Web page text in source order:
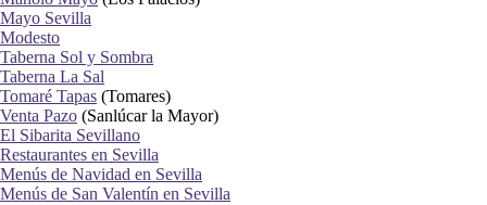
Mayo Sevilla
Modesto
Taberna Sol y Sombra
Taberna La Sal
Tomaré Tapas (Tomares)
Venta Pazo (Sanlúcar la Mayor)
El Sibarita Sevillano
Restaurantes en Sevilla
Menús de Navidad en Sevilla
Menús de San Valentín en Sevilla